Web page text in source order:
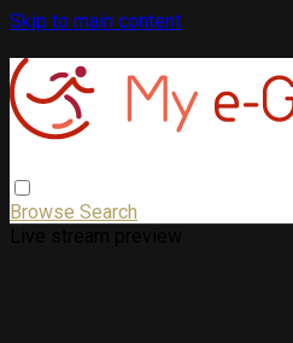
Skip to main content
Browse Search